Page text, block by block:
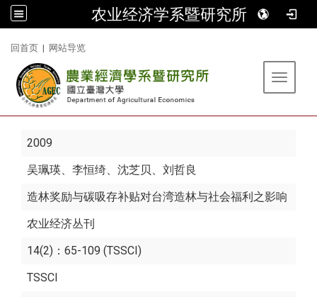
农业经济学系暨研究所
回首页 | 网站导览
Toggle
2009
吴珮瑛、李恒绮、沈芝贝、刘哲良
造林奖励与碳吸存补贴对台湾造林与社会福利之影响
农业经济丛刊
14(2)：65-109 (TSSCI)
TSSCI